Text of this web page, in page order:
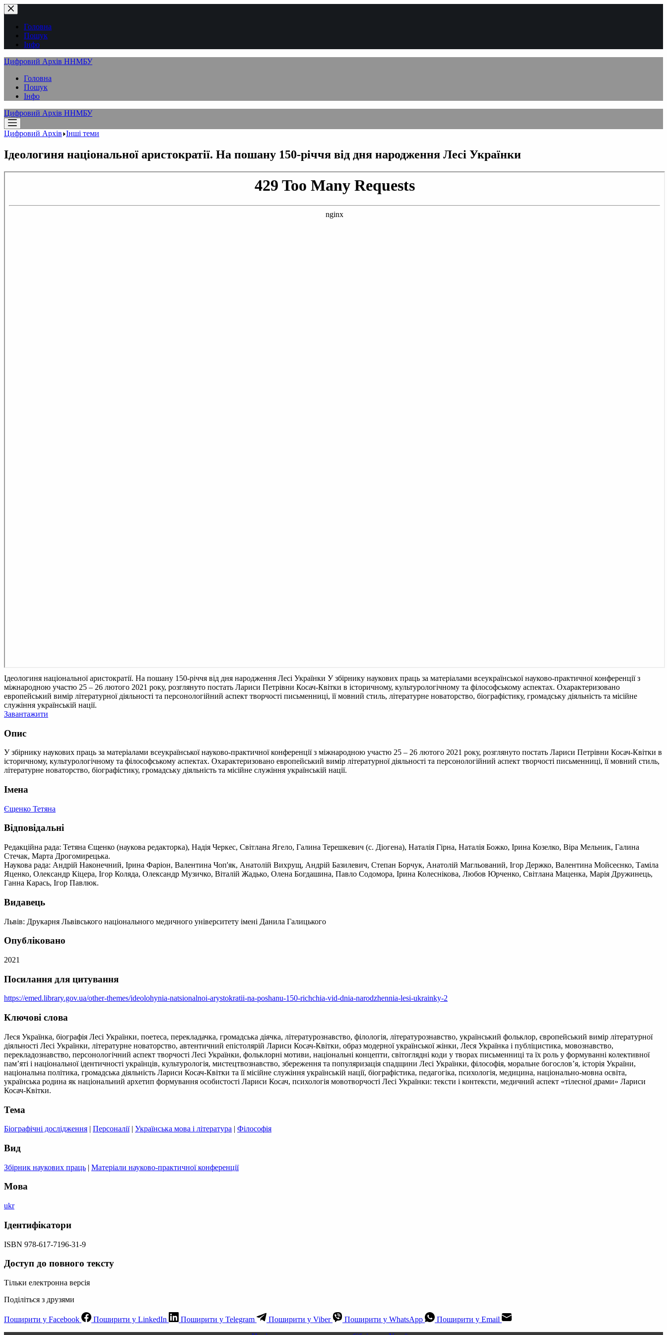
Перейти
до
вмістуГоловна
Пошук
Інфо
Цифровий Архів ННМБУ
Головна
Пошук
Інфо
Цифровий Архів ННМБУ
Цифровий Архів Інші теми
Ідеологиня національної аристократії. На пошану 150-річчя від дня народження Лесі Українки
Ідеологиня національної аристократії. На пошану 150-річчя від дня народження Лесі Українки У збірнику наукових праць за матеріалами всеукраїнської науково-практичної конференції з
міжнародною участю 25 – 26 лютого 2021 року, розглянуто постать Лариси Петрівни Косач-Квітки в історичному, культурологічному та філософському аспектах. Охарактеризовано
европейський вимір літературної діяльності та персонологійний аспект творчості письменниці, її мовний стиль, літературне новаторство, біографістику, громадську діяльність та місійне
служіння українській нації.
Завантажити
Опис
У збірнику наукових праць за матеріалами всеукраїнської науково-практичної конференції з міжнародною участю 25 – 26 лютого 2021 року, розглянуто постать Лариси Петрівни Косач-Квітки в
історичному, культурологічному та філософському аспектах. Охарактеризовано европейський вимір літературної діяльності та персонологійний аспект творчості письменниці, її мовний стиль,
літературне новаторство, біографістику, громадську діяльність та місійне служіння українській нації.
Імена
Єщенко Тетяна
Відповідальні
Редакційна рада: Тетяна Єщенко (наукова редакторка), Надія Черкес, Світлана Ягело, Галина Терешкевич (с. Діогена), Наталія Гірна, Наталія Божко, Ірина Козелко, Віра Мельник, Галина
Стечак, Марта Дрогомирецька.
Наукова рада: Андрій Наконечний, Ірина Фаріон, Валентина Чоп'як, Анатолій Вихрущ, Андрій Базилевич, Степан Борчук, Анатолій Магльований, Ігор Держко, Валентина Мойсеєнко, Таміла
Яценко, Олександр Кіцера, Ігор Коляда, Олександр Музичко, Віталій Жадько, Олена Богдашина, Павло Содомора, Ірина Колеснікова, Любов Юрченко, Світлана Маценка, Марія Дружинець,
Ганна Карась, Ігор Павлюк.
Видавець
Львів: Друкарня Львівського національного медичного університету імені Данила Галицького
Опубліковано
2021
Посилання для цитування
https://emed.library.gov.ua/other-themes/ideolohynia-natsionalnoi-arystokratii-na-poshanu-150-richchia-vid-dnia-narodzhennia-lesi-ukrainky-2
Ключові слова
Леся Українка, біографія Лесі Українки, поетеса, перекладачка, громадська діячка, літературознавство, філологія, літературознавство, український фольклор, європейський вимір літературної
діяльності Лесі Українки, літературне новаторство, автентичний епістолярій Лариси Косач-Квітки, образ модерної української жінки, Леся Українка і публіцистика, мовознавство,
перекладознавство, персонологічний аспект творчості Лесі Українки, фольклорні мотиви, національні концепти, світоглядні коди у творах письменниці та їх роль у формуванні колективної
пам’яті і національної ідентичності українців, культурологія, мистецтвознавство, збереження та популяризація спадщини Лесі Українки, філософія, моральне богослов’я, історія України,
національна політика, громадська діяльність Лариси Косач-Квітки та її місійне служіння українській нації, біографістика, педагогіка, психологія, медицина, національно-мовна освіта,
українська родина як національний архетип формування особистості Лариси Косач, психологія мовотворчості Лесі Українки: тексти і контексти, медичний аспект «тілесної драми» Лариси
Косач-Квітки.
Тема
Біографічні дослідження | Персоналії| Українська мова і література | Філософія
Вид
Збірник наукових праць | Матеріали науково-практичної конференції
Мова
ukr
Ідентифікатори
ISBN 978-617-7196-31-9
Доступ до повного тексту
Тільки електронна версія
Поділіться з друзями
Поширити у Facebook Поширити у LinkedIn Поширити у Telegram Поширити у Viber Поширити у WhatsApp
Поширити у Email